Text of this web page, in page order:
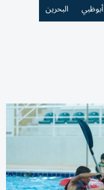
أبوظبي
البحرين